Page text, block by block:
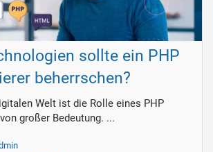
sollte ein PHP
beherrschen?
Welt ist die Rolle eines PHP
großer Bedeutung. ...